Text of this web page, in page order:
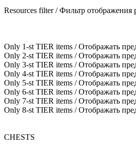
Resources filter / Фильтр отображения
Only 1-st TIER items / Отображать
Only 2-st TIER items / Отображать
Only 3-st TIER items / Отображать
Only 4-st TIER items / Отображать
Only 5-st TIER items / Отображать
Only 6-st TIER items / Отображать
Only 7-st TIER items / Отображать
Only 8-st TIER items / Отображать
CHESTS